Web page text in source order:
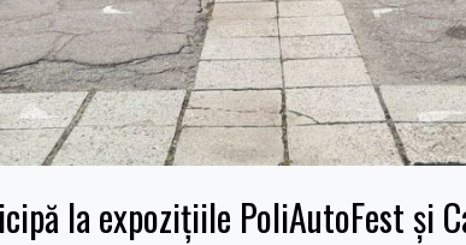
la expozițiile PoliAutoFest și